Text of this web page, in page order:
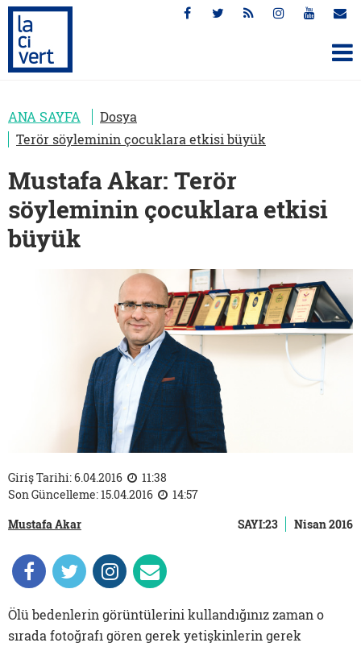
ANA SAYFA
Dosya
Terör söyleminin çocuklara etkisi büyük
Mustafa Akar: Terör
söyleminin çocuklara etkisi
büyük
Giriş Tarihi: 6.04.2016
11:38
Son Güncelleme: 15.04.2016
14:57
Mustafa Akar
SAYI:23 Nisan 2016
Ölü bedenlerin görüntülerini kullandığınız zaman o
sırada fotoğrafı gören gerek yetişkinlerin gerek